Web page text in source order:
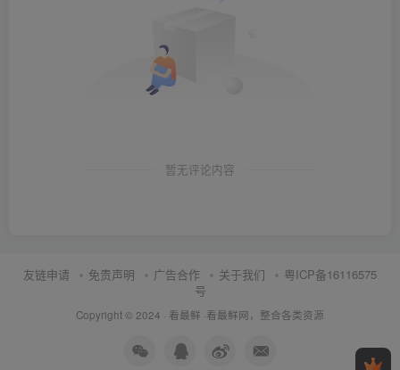
暂无评论内容
友链申请 免责声明 广告合作 关于我们
粤ICP备16116575
号
Copyright © 2024 · 看最鲜 ·看最鲜网，整合各类资源